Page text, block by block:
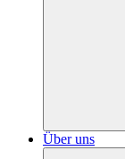
Über uns